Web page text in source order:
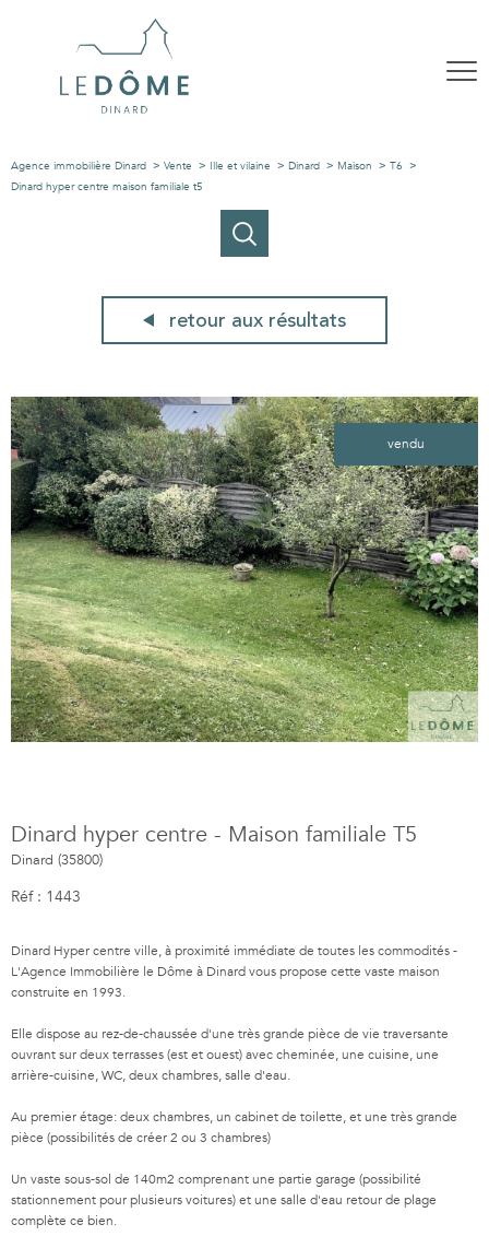
Agence immobilière Dinard Vente Ille et vilaine Dinard Maison
T6
Dinard hyper centre maison familiale t5
retour aux résultats
vendu
Dinard hyper centre - Maison familiale T5
Dinard (35800)
Réf : 1443
Dinard Hyper centre ville, à proximité immédiate de toutes les commodités -
L'Agence Immobilière le Dôme à Dinard vous propose cette vaste maison
construite en 1993.
Elle dispose au rez-de-chaussée d'une très grande pièce de vie traversante
ouvrant sur deux terrasses (est et ouest) avec cheminée, une cuisine, une
arrière-cuisine, WC, deux chambres, salle d'eau.
Au premier étage: deux chambres, un cabinet de toilette, et une très grande
pièce (possibilités de créer 2 ou 3 chambres)
Un vaste sous-sol de 140m2 comprenant une partie garage (possibilité
stationnement pour plusieurs voitures) et une salle d'eau retour de plage
complète ce bien.